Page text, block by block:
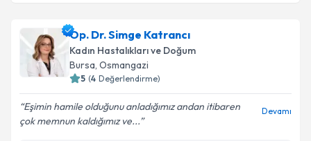
Op. Dr. Simge Katrancı
Kadın Hastalıkları ve Doğum
Bursa, Osmangazi
5 (4 Değerlendirme)
Eşimin hamile olduğunu anladığımız andan itibaren
çok memnun kaldığımız ve...
Devamı